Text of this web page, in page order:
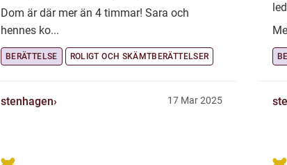
Dom är där mer än 4 timmar! Sara och
hennes ko...
BERÄTTELSE ROLIGT OCH SKÄMTBERÄTTELSER
stenhagen 17 Mar 2025